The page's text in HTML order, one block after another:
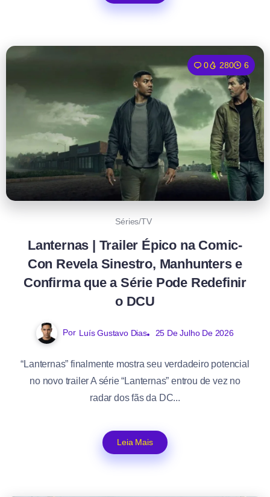
0 280 6
Séries/TV
Lanternas | Trailer Épico na Comic-
Con Revela Sinestro, Manhunters e
Confirma que a Série Pode Redefinir
o DCU
Por Luís Gustavo Dias 25 De Julho De 2026
“Lanternas” finalmente mostra seu verdadeiro potencial
no novo trailer A série “Lanternas” entrou de vez no
radar dos fãs da DC...
Leia Mais